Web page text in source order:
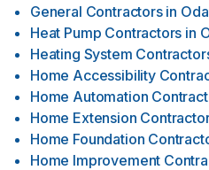
General Contractors in
Heat Pump Contractors in
Heating System
Home Accessibility
Home Automation
Home Extension
Home Foundation
Home Improvement